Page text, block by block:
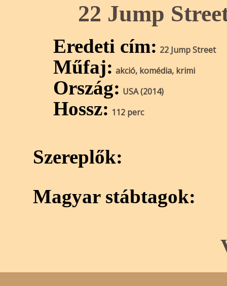
22 Jump
Eredeti cím: 22 Jump Street
Műfaj: akció, komédia, krimi
Ország: USA (2014)
Hossz: 112 perc
Szereplők:
Magyar stábtagok: